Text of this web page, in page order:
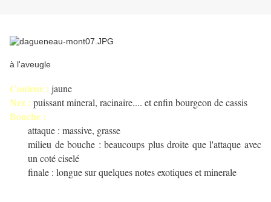
à l'aveugle
Couleur : jaune
Nez : puissant mineral, racinaire.... et enfin bourgeon de cassis
Bouche :
attaque : massive, grasse
milieu de bouche : beaucoups plus droite que l'attaque avec
un coté ciselé
finale : longue sur quelques notes exotiques et minerale